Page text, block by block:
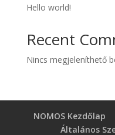
Hello world!
Recent
Nincs megjeleníthető
NOMOS Kezdőlap
Általános